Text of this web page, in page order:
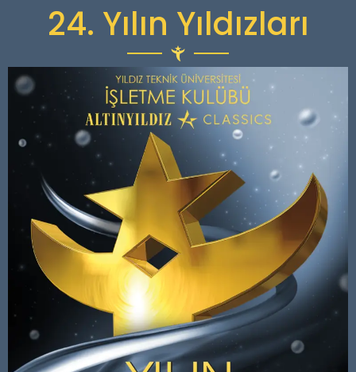
24. Yılın Yıldızları